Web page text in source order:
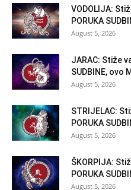
VODOLIJA:
PORUKA
August 5, 2026
JARAC: Stiže
SUDBINE, ovo
August 5, 2026
STRIJELAC:
PORUKA
August 5, 2026
ŠKORPIJA:
PORUKA
August 5, 2026